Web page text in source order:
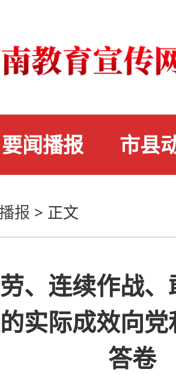
要闻播报 市县
报 > 正文
、连续作战
实际成效向
答卷